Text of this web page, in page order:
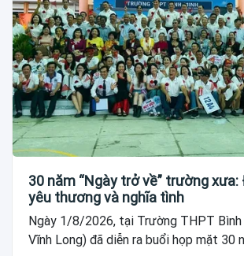
30 năm “Ngày trở về” trường
yêu thương và nghĩa tình
Ngày 1/8/2026, tại Trường THPT
Vĩnh Long) đã diễn ra buổi họp mặt 30